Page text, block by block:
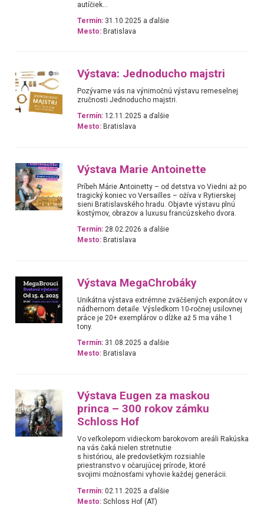
autíčiek...
Termín: 31.10.2025 a ďalšie
Mesto: Bratislava
Výstava: Jednoducho majstri
Pozývame vás na výnimočnú výstavu remeselnej
zručnosti Jednoducho majstri.
Termín: 12.11.2025 a ďalšie
Mesto: Bratislava
Výstava Marie Antoinette
Príbeh Márie Antoinetty – od detstva vo Viedni až po
tragický koniec vo Versailles – ožíva v Rytierskej
sieni Bratislavského hradu. Objavte výstavu plnú
kostýmov, obrazov a luxusu francúzskeho dvora.
Termín: 28.02.2026 a ďalšie
Mesto: Bratislava
Výstava MegaChrobáky
Unikátna výstava extrémne zväčšených exponátov v
nádhernom detaile. Výsledkom 10-ročnej usilovnej
práce je 20+ exemplárov o dĺžke až 5 ma váhe 1
tony.
Termín: 31.08.2025 a ďalšie
Mesto: Bratislava
Výstava Eugen za maskou
princa – 300 rokov zámku
Schloss Hof
Vo veľkolepom vidieckom barokovom areáli Rakúska
na vás čaká nielen stretnutie
s históriou, ale predovšetkým rozsiahle
priestranstvo v očarujúcej prírode, ktoré
svojimi možnosťami vyhovie každej generácii.
Termín: 02.11.2025 a ďalšie
Mesto: Schloss Hof (AT)